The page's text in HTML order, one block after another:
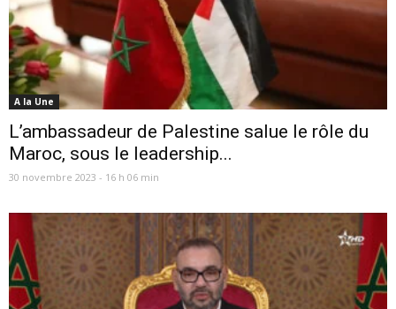
A la Une
L’ambassadeur de Palestine salue le rôle du
Maroc, sous le leadership...
30 novembre 2023 - 16 h 06 min